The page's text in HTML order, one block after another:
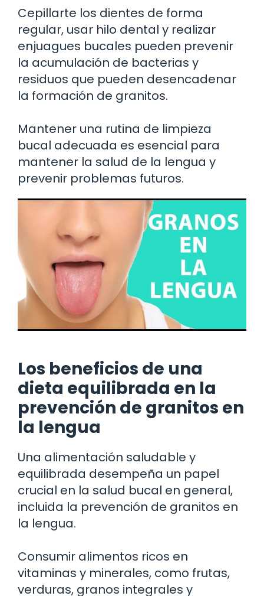
Cepillarte los dientes de forma
regular, usar hilo dental y realizar
enjuagues bucales pueden prevenir
la acumulación de bacterias y
residuos que pueden desencadenar
la formación de granitos.
Mantener una rutina de limpieza
bucal adecuada es esencial para
mantener la salud de la lengua y
prevenir problemas futuros.
Los beneficios de una
dieta equilibrada en la
prevención de granitos en
la lengua
Una alimentación saludable y
equilibrada desempeña un papel
crucial en la salud bucal en general,
incluida la prevención de granitos en
la lengua.
Consumir alimentos ricos en
vitaminas y minerales, como frutas,
verduras, granos integrales y